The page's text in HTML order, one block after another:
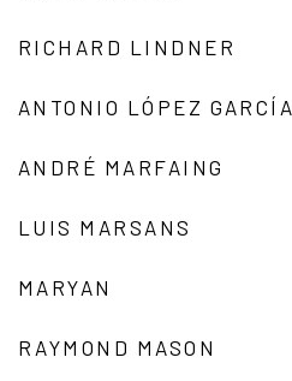
RICHARD LINDNER
ANTONIO LÓPEZ GARCÍA
ANDRÉ MARFAING
LUIS MARSANS
MARYAN
RAYMOND MASON